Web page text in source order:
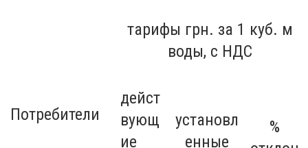
Потребители
тарифы грн. за 1 куб. м
воды, с НДС
дейст
вующ
ие
установл
енные
%